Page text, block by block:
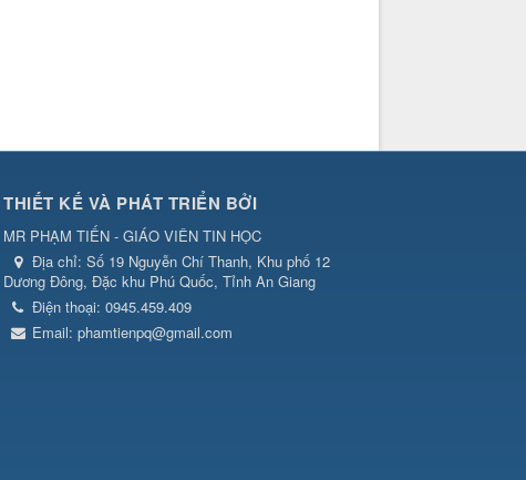
THIẾT KẾ VÀ PHÁT TRIỂN BỞI
MR PHẠM TIẾN - GIÁO VIÊN TIN HỌC
Địa chỉ: Số 19 Nguyễn Chí Thanh, Khu phố 12
Dương Đông, Đặc khu Phú Quốc, Tỉnh An Giang
Điện thoại: 0945.459.409
Email: phamtienpq@gmail.com